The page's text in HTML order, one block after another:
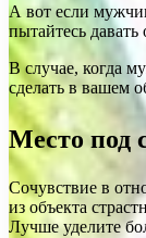
А вот если
пытайтесь
В случае, когда
сделать в вашем
Место под
Сочувствие в
из объекта
Лучше уделите